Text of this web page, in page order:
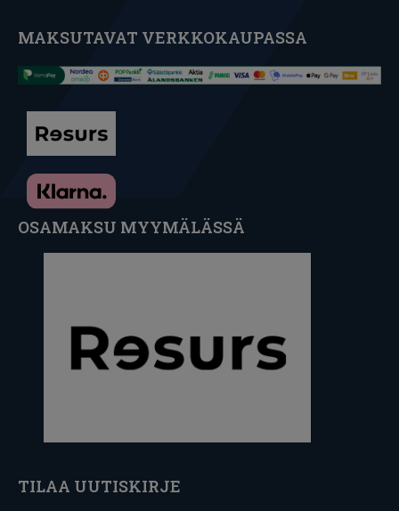
MAKSUTAVAT VERKKOKAUPASSA
OSAMAKSU MYYMÄLÄSSÄ
TILAA UUTISKIRJE